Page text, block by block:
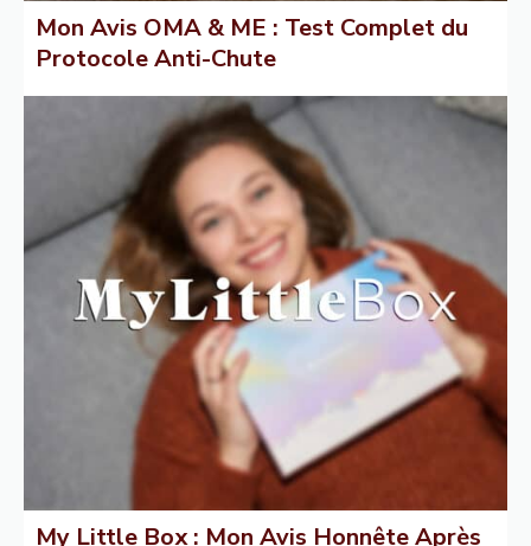
Mon Avis OMA & ME : Test Complet du
Protocole Anti-Chute
My Little Box : Mon Avis Honnête Après